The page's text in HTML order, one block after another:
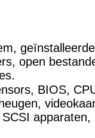
open
BIOS,